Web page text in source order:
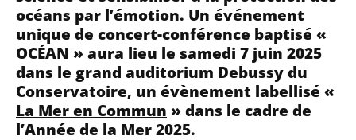
océans par l’émotion. Un événement
unique de concert-conférence baptisé «
OCÉAN » aura lieu le samedi 7 juin 2025
dans le grand auditorium Debussy du
Conservatoire, un évènement labellisé «
La Mer en Commun » dans le cadre de
l’Année de la Mer 2025.